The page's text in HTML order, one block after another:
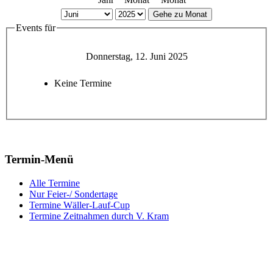
Gehe zu Monat
Events für
Donnerstag, 12. Juni 2025
Keine Termine
Termin-Menü
Alle Termine
Nur Feier-/ Sondertage
Termine Wäller-Lauf-Cup
Termine Zeitnahmen durch V. Kram